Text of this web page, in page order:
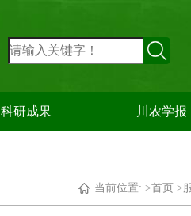
科研成果 川农学报
当前位置: >首页 >